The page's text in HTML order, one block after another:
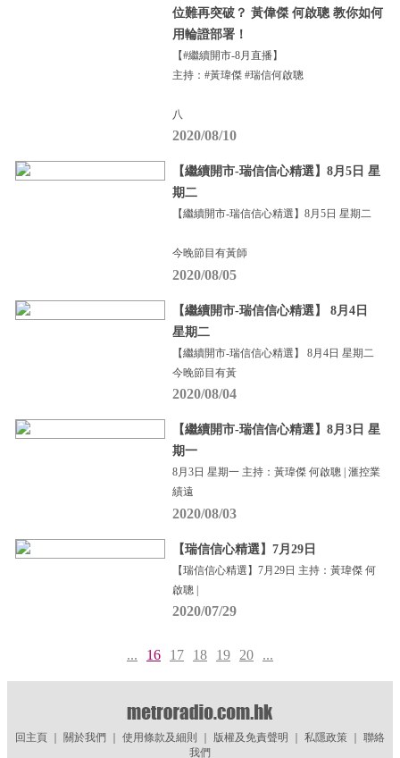
位難再突破？ 黃偉傑 何啟聰 教你如何
用輪證部署！
【#繼續開市-8月直播】
主持：#黃瑋傑 #瑞信何啟聰
八
2020/08/10
【繼續開市-瑞信信心精選】8月5日 星
期二
【繼續開市-瑞信信心精選】8月5日 星期二
今晚節目有黃師
2020/08/05
【繼續開市-瑞信信心精選】 8月4日
星期二
【繼續開市-瑞信信心精選】 8月4日 星期二
今晚節目有黃
2020/08/04
【繼續開市-瑞信信心精選】8月3日 星
期一
8月3日 星期一 主持：黃瑋傑 何啟聰 | 滙控業
績遠
2020/08/03
【瑞信信心精選】7月29日
【瑞信信心精選】7月29日 主持：黃瑋傑 何
啟聰 |
2020/07/29
... 16 17 18 19 20 ...
回主頁｜ 關於我們 使用條款及細則 版權及免責聲明 私隱政策｜ 聯絡
我們